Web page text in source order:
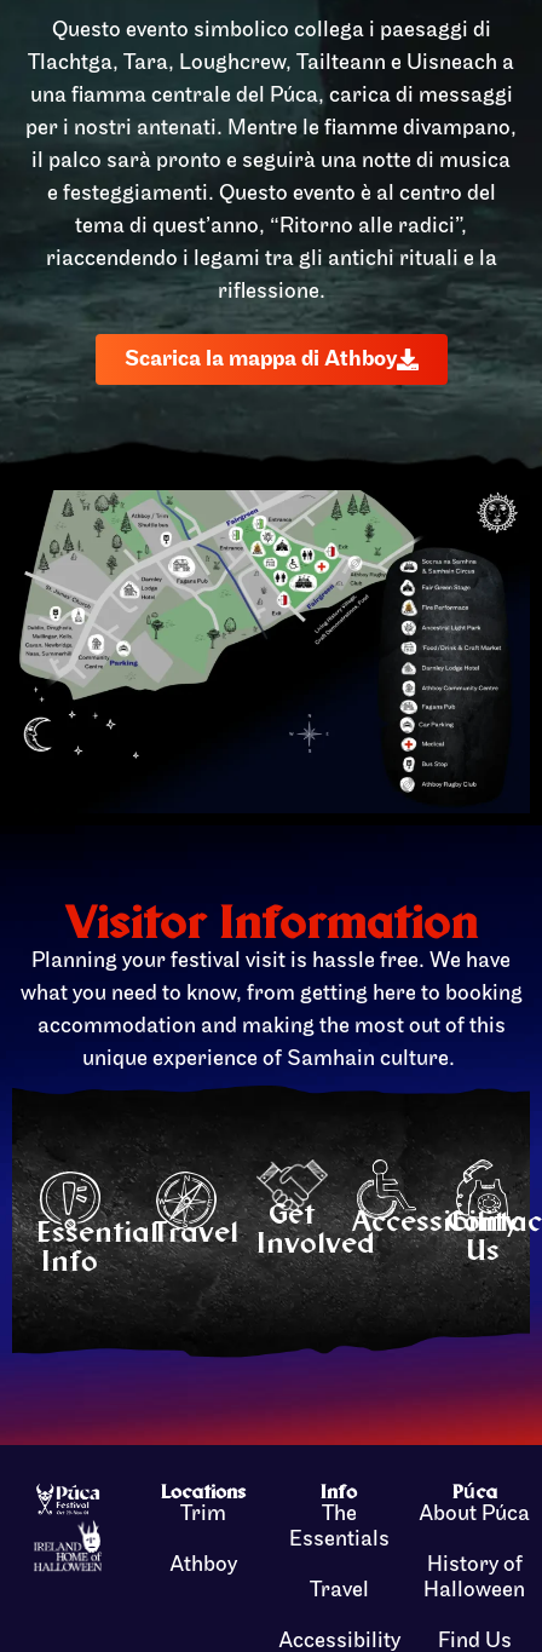
Questo evento simbolico collega i paesaggi di
Tlachtga, Tara, Loughcrew, Tailteann e Uisneach a
una fiamma centrale del Púca, carica di messaggi
per i nostri antenati. Mentre le fiamme divampano,
il palco sarà pronto e seguirà una notte di musica
e festeggiamenti. Questo evento è al centro del
tema di quest’anno, “Ritorno alle radici”,
riaccendendo i legami tra gli antichi rituali e la
riflessione.
Scarica la mappa di Athboy
Visitor Information
Planning your festival visit is hassle free. We have
what you need to know, from getting here to booking
accommodation and making the most out of this
unique experience of Samhain culture.
Essential
Info
Travel
Get
Involved
Accessibility
Us
Locations
Trim
Athboy
Info
The
Essentials
Travel
Accessibility
Púca
About Púca
History of
Halloween
Find Us